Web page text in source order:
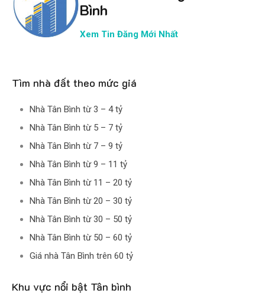
Bình
Xem Tin Đăng Mới Nhất
Tìm nhà đất theo mức giá
Nhà Tân Bình từ 3 – 4 tỷ
Nhà Tân Bình từ 5 – 7 tỷ
Nhà Tân Bình từ 7 – 9 tỷ
Nhà Tân Bình từ 9 – 11 tỷ
Nhà Tân Bình từ 11 – 20 tỷ
Nhà Tân Bình từ 20 – 30 tỷ
Nhà Tân Bình từ 30 – 50 tỷ
Nhà Tân Bình từ 50 – 60 tỷ
Giá nhà Tân Bình trên 60 tỷ
Khu vực nổi bật Tân bình